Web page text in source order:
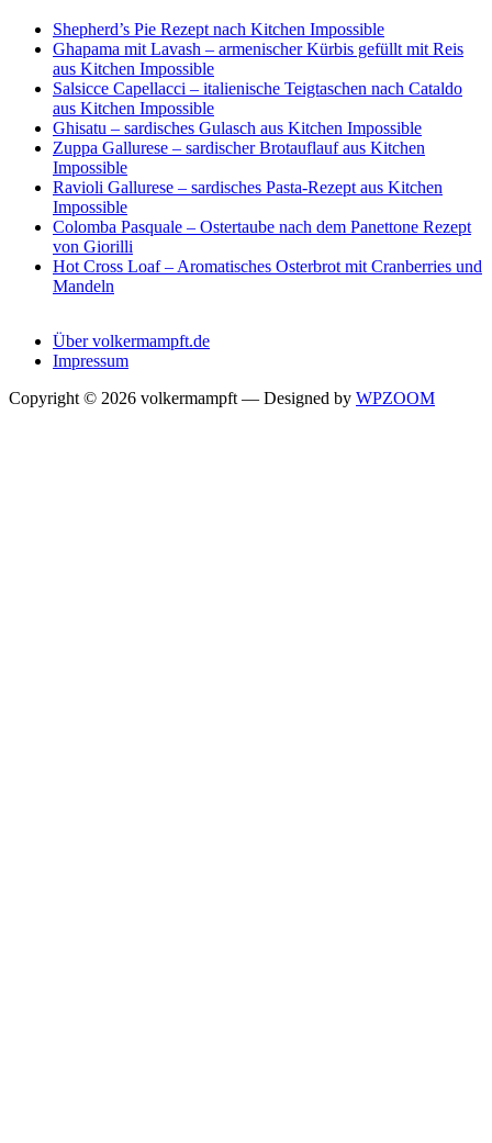
Shepherd’s Pie Rezept nach Kitchen Impossible
Ghapama mit Lavash – armenischer Kürbis gefüllt mit Reis
aus Kitchen Impossible
Salsicce Capellacci – italienische Teigtaschen nach Cataldo
aus Kitchen Impossible
Ghisatu – sardisches Gulasch aus Kitchen Impossible
Zuppa Gallurese – sardischer Brotauflauf aus Kitchen
Impossible
Ravioli Gallurese – sardisches Pasta-Rezept aus Kitchen
Impossible
Colomba Pasquale – Ostertaube nach dem Panettone Rezept
von Giorilli
Hot Cross Loaf – Aromatisches Osterbrot mit Cranberries und
Mandeln
Über volkermampft.de
Impressum
Copyright © 2026 volkermampft — Designed by WPZOOM